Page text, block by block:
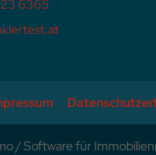
6365
/Software für